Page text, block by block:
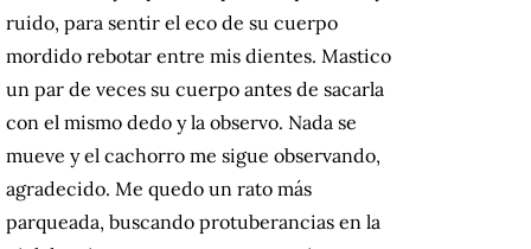
ruido, para sentir el eco de su cuerpo
mordido rebotar entre mis dientes. Mastico
un par de veces su cuerpo antes de sacarla
con el mismo dedo y la observo. Nada se
mueve y el cachorro me sigue observando,
agradecido. Me quedo un rato más
parqueada, buscando protuberancias en la